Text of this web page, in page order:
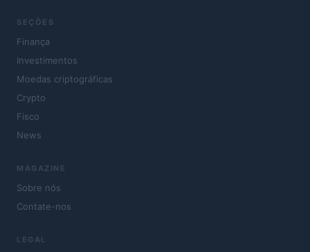
SEÇÕES
Finança
Investimentos
Moedas criptográficas
Crypto
Fisco
News
MAGAZINE
Sobre nós
Contate-nos
LEGAL